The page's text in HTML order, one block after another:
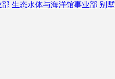
部 生态水体与海洋馆事业部 别